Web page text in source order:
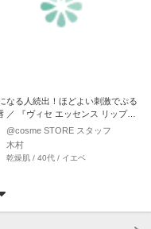
なる人続出！ほどよい刺激でぷる
ス リッププ
@cosme STORE スタッフ
木村
乾燥肌 / 40代 / イエベ